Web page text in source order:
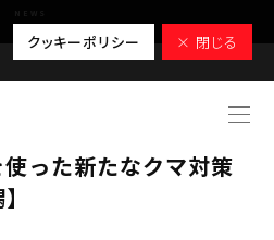
クッキーポリシー × 閉じる
りない部分を技術で
った新たなクマ対策